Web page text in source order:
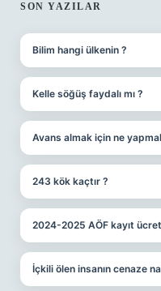
SON YAZILAR
Bilim hangi ülkenin ?
Kelle söğüş faydalı mı ?
Avans almak için ne
243 kök kaçtır ?
2024-2025 AÖF kayıt
İçkili ölen insanın cenaze